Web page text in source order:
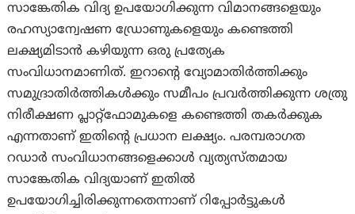
സാങ്കേതിക വിദ്യ ഉപയോഗിക്കുന്ന വിമാനങ്ങളെയും
രഹസ്യാന്വേഷണ ഡ്രോണുകളെയും കണ്ടെത്തി
ലക്ഷ്യമിടാൻ കഴിയുന്ന ഒരു പ്രത്യേക
സംവിധാനമാണിത്. ഇറാന്റെ വ്യോമാതിർത്തിക്കും
സമുദ്രാതിർത്തികൾക്കും സമീപം പ്രവർത്തിക്കുന്ന ശത്രു
നിരീക്ഷണ പ്ലാറ്റ്‌ഫോമുകളെ കണ്ടെത്തി തകർക്കുക
എന്നതാണ് ഇതിന്റെ പ്രധാന ലക്ഷ്യം. പരമ്പരാഗത
റഡാർ സംവിധാനങ്ങളെക്കാൾ വ്യത്യസ്തമായ
സാങ്കേതിക വിദ്യയാണ് ഇതിൽ
ഉപയോഗിച്ചിരിക്കുന്നതെന്നാണ് റിപ്പോർട്ടുകൾ